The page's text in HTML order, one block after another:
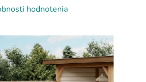
hodnotenia